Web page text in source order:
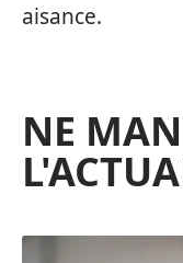
aisance.
NE